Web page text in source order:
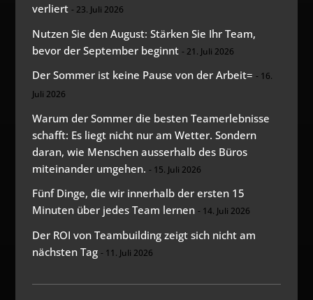
verliert
23. Juli 2026
Nutzen Sie den August: Stärken Sie Ihr Team,
bevor der September beginnt
21. Juli 2026
Der Sommer ist keine Pause von der Arbeit=
16.
Juli 2026
Warum der Sommer die besten Teamerlebnisse
schafft: Es liegt nicht nur am Wetter. Sondern
daran, wie Menschen ausserhalb des Büros
miteinander umgehen.
15. Juli 2026
Fünf Dinge, die wir innerhalb der ersten 15
Minuten über jedes Team lernen
14. Juli 2026
Der ROI von Teambuilding zeigt sich nicht am
nächsten Tag
11. Juli 2026